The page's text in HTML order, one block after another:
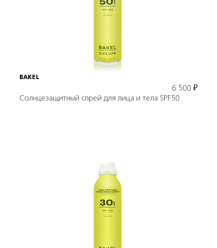
BAKEL
6 500 ₽
Солнцезащитный спрей для лица и тела SPF50
Подробнее